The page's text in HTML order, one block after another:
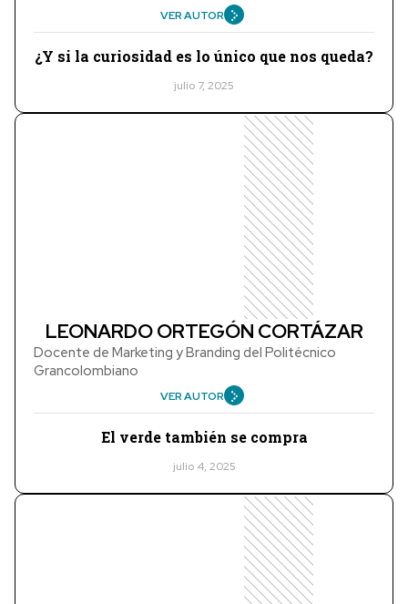
VER AUTOR
¿Y si la curiosidad es lo único que nos queda?
julio 7, 2025
LEONARDO ORTEGÓN CORTÁZAR
Docente de Marketing y Branding del Politécnico
Grancolombiano
VER AUTOR
El verde también se compra
julio 4, 2025